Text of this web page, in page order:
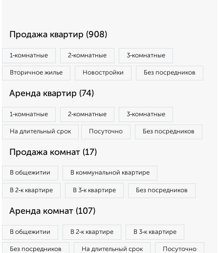
Продажа квартир (908)
1‑комнатные 2‑комнатные 3‑комнатные
Вторичное жилье Новостройки Без посредников
Аренда квартир (74)
1‑комнатные 2‑комнатные 3‑комнатные
На длительный срок Посуточно Без посредников
Продажа комнат (17)
В общежитии В коммунальной квартире
В 2‑к квартире В 3‑к квартире Без посредников
Аренда комнат (107)
В общежитии В 2‑к квартире В 3‑к квартире
Без посредников На длительный срок Посуточно